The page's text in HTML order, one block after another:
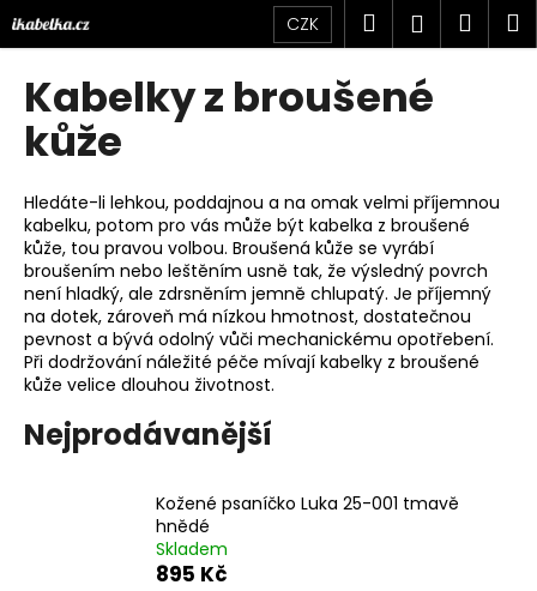
na
obsah
CZK Hledat
Kabelky z broušené
kůže
Hledáte-li lehkou, poddajnou a na omak velmi příjemnou
kabelku, potom pro vás může být kabelka z broušené
kůže, tou pravou volbou. Broušená kůže se vyrábí
broušením nebo leštěním usně tak, že výsledný povrch
není hladký, ale zdrsněním jemně chlupatý. Je příjemný
na dotek, zároveň má nízkou hmotnost, dostatečnou
pevnost a bývá odolný vůči mechanickému opotřebení.
Při dodržování náležité péče mívají kabelky z broušené
kůže velice dlouhou životnost.
Nejprodávanější
Kožené psaníčko Luka 25-001 tmavě
hnědé
Skladem
895 Kč
K
o
C
o
p
o
t
ř
e
b
u
e